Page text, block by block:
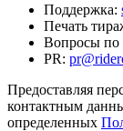
Поддержка:
Печать
Вопросы по
PR:
Предоставляя
контактным
определенных